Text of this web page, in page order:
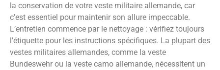
la conservation de votre veste militaire allemande, car
c’est essentiel pour maintenir son allure impeccable.
L’entretien commence par le nettoyage : vérifiez toujours
l’étiquette pour les instructions spécifiques. La plupart des
vestes militaires allemandes, comme la veste
Bundeswehr ou la veste camo allemande, nécessitent un